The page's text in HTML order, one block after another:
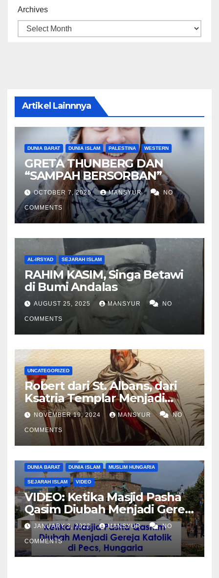
Archives
Artikel Lainnnya
DUNIA BARAT DUNIA ISLAM PALESTINA WESTERN
GRETA THUNBERG DAN
“SAMPAH BERSORBAN”
OCTOBER 7, 2025 MANSYUR NO
COMMENTS
AL-IRSYAD SEJARAH ISLAM
RAHIM KASIM, Singa Betawi
di Bumi Andalas
AUGUST 25, 2025 MANSYUR NO
COMMENTS
UNCATEGORIZED
Robert dari St. Albans, dari
Ksatria Templar Menjadi
Komandan Pasukan
Shalahuddin Merebut
Kembali Yerusalem
NOVEMBER 19, 2024 MANSYUR NO
COMMENTS
DUNIA BARAT DUNIA ISLAM MUSLIM HUNGARIA
SEJARAH ISLAM VIDEO
VIDEO: Ketika Masjid Pasha
Qasim Diubah Menjadi Gereja
Katolik di Pecs, Hungaria
JANUARY 3, 2022 MANSYUR NO
COMMENTS